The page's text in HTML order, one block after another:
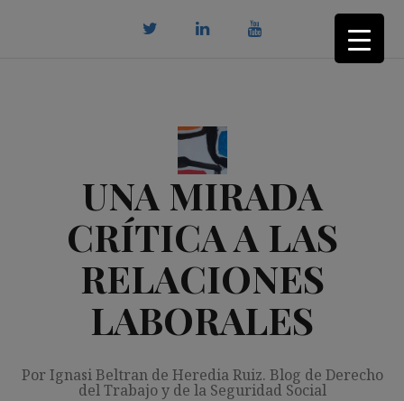
UNA MIRADA
CRÍTICA A LAS
RELACIONES
LABORALES
Por Ignasi Beltran de Heredia Ruiz. Blog de Derecho
del Trabajo y de la Seguridad Social